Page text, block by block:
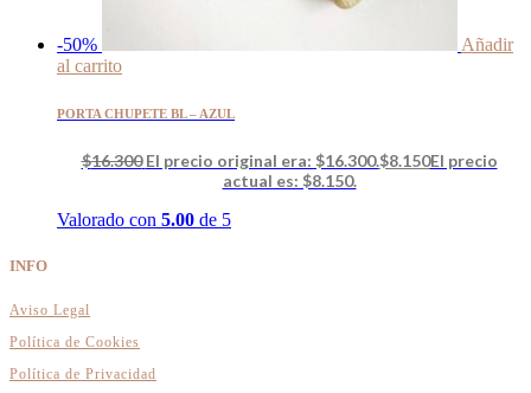
-50%
Añadir
al carrito
PORTA CHUPETE BL – AZUL
$16.300 El precio original era: $16.300.$8.150El precio
actual es: $8.150.
Valorado con 5.00 de 5
INFO
Aviso Legal
Política de Cookies
Política de Privacidad